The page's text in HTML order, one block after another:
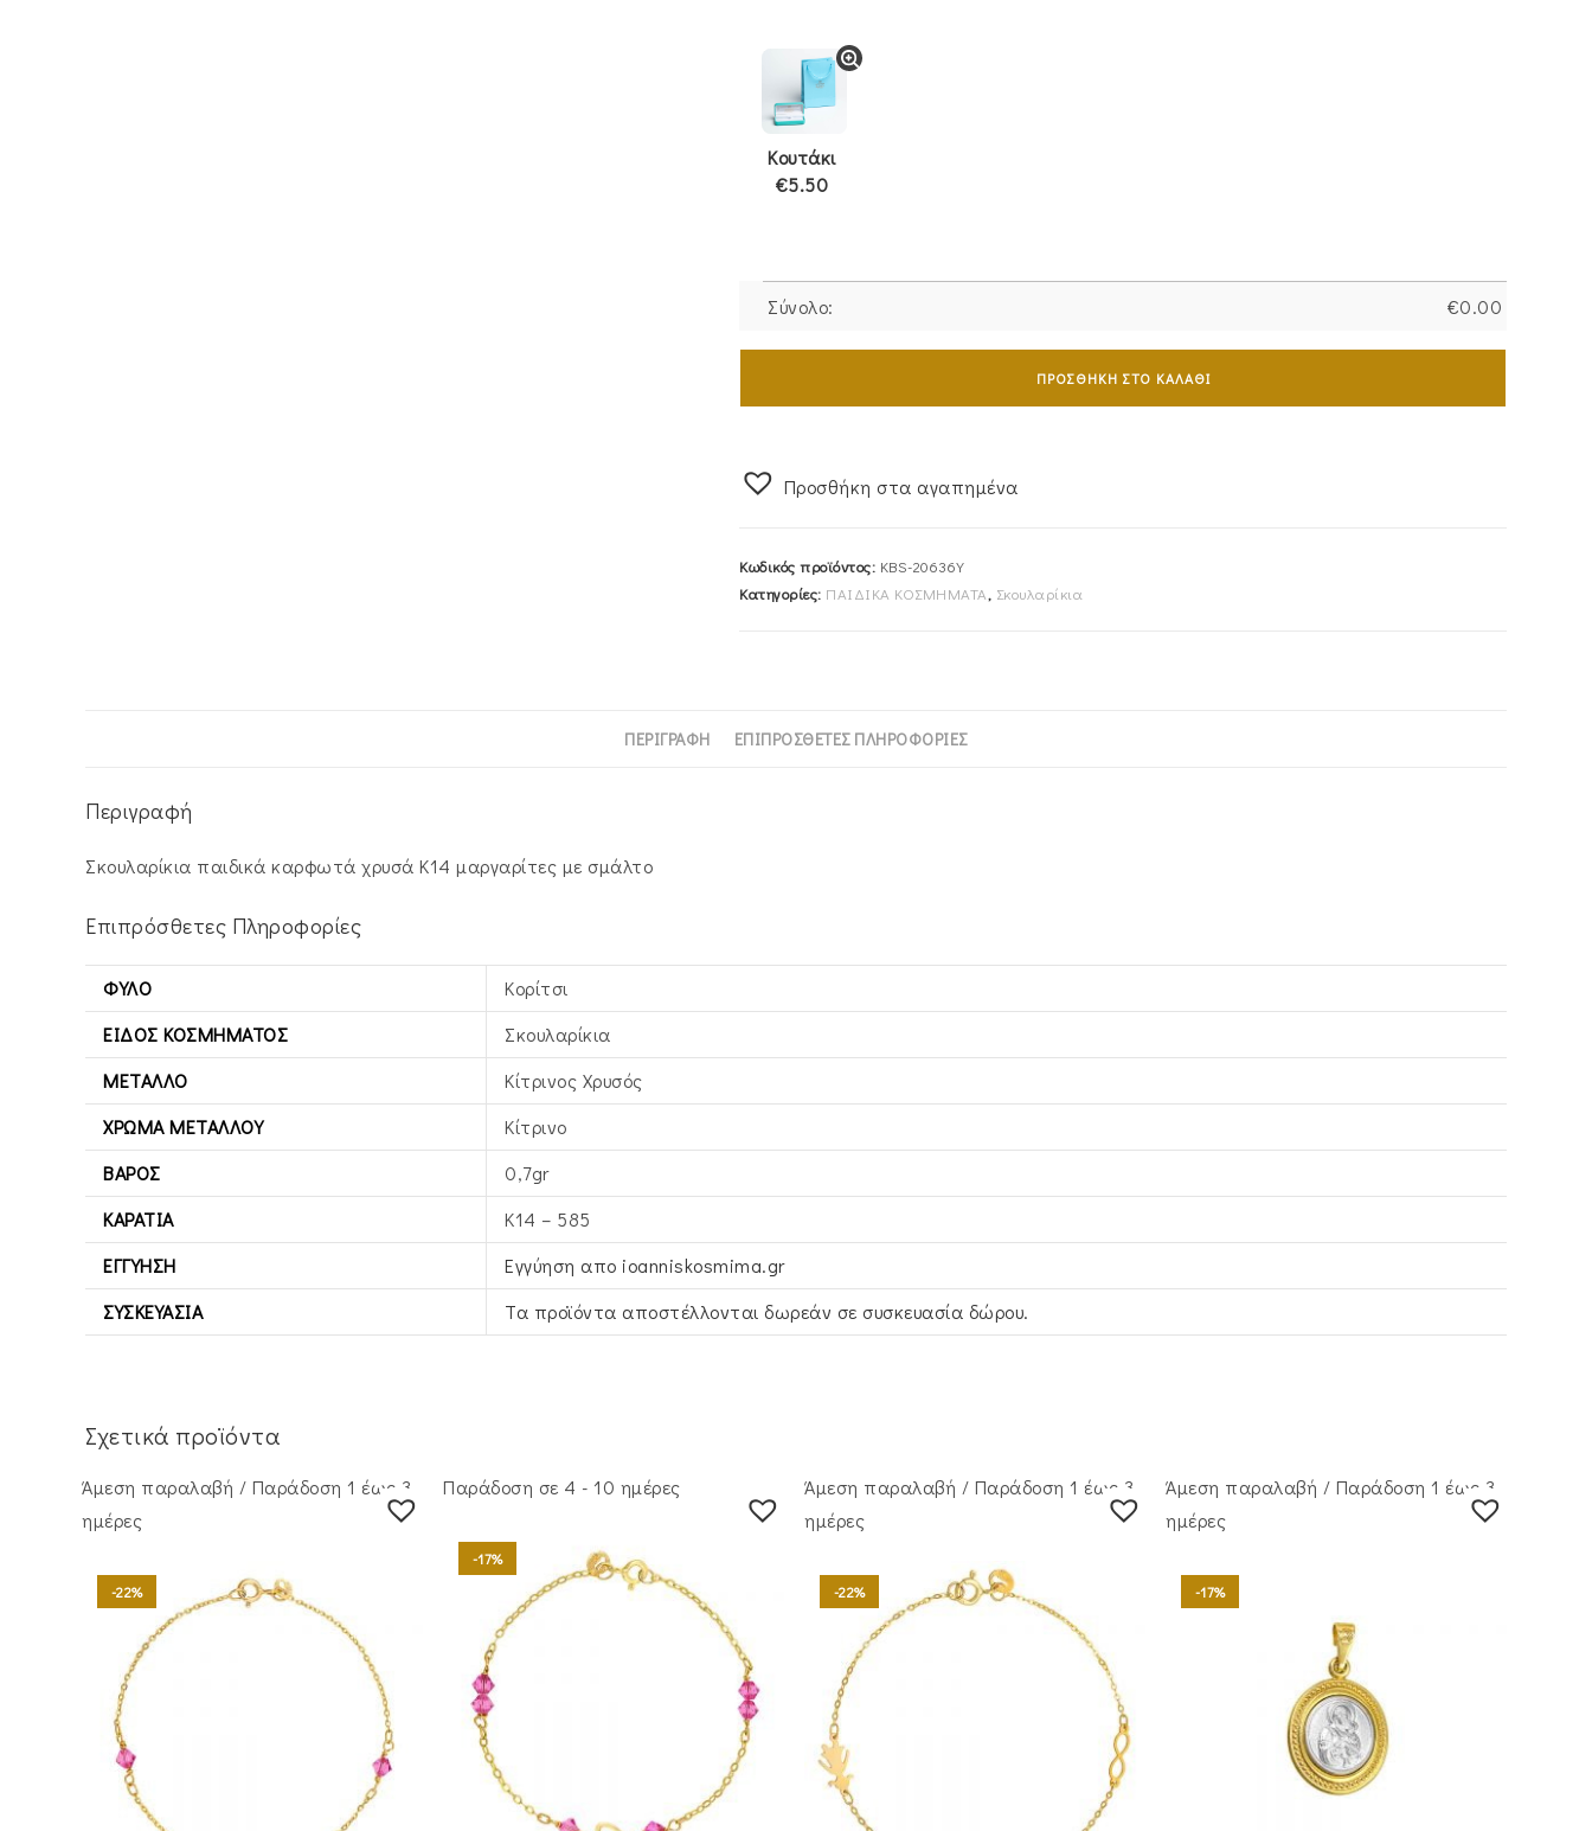
Κουτάκι
€5.50
Σύνολο: €0.00
Σκουλαρίκια
Παιδικά
20636Y
ΠΡΟΣΘΉΚΗ ΣΤΟ ΚΑΛΆΘΙ
Προσθήκη στα αγαπημένα
Κωδικός προϊόντος: KBS-20636Y
Κατηγορίες: ΠΑΙΔΙΚΑ ΚΟΣΜΗΜΑΤΑ, Σκουλαρίκια
ΠΕΡΙΓΡΑΦΉ ΕΠΙΠΡΌΣΘΕΤΕΣ ΠΛΗΡΟΦΟΡΊΕΣ
Περιγραφή
Σκουλαρίκια παιδικά καρφωτά χρυσά Κ14 μαργαρίτες με σμάλτο
Επιπρόσθετες Πληροφορίες
ΦΎΛΟ
Κορίτσι
ΕΊΔΟΣ ΚΟΣΜΉΜΑΤΟΣ
Σκουλαρίκια
ΜΈΤΑΛΛΟ
Κίτρινος Xρυσός
ΧΡΏΜΑ ΜΕΤΆΛΛΟΥ
Κίτρινο
ΒΆΡΟΣ
0,7gr
ΚΑΡΆΤΙΑ
Κ14 – 585
ΕΓΓΎΗΣΗ
Εγγύηση απο ioanniskosmima.gr
ΣΥΣΚΕΥΑΣΊΑ
Τα προϊόντα αποστέλλονται δωρεάν σε συσκευασία δώρου.
Σχετικά προϊόντα
Άμεση παραλαβή / Παράδoση 1 έως 3
ημέρες
-22%
Παράδοση σε 4 - 10 ημέρες
-17%
Άμεση παραλαβή / Παράδoση 1 έως 3
ημέρες
-22%
Άμεση παραλαβή / Παράδoση 1 έως 3
ημέρες
-17%